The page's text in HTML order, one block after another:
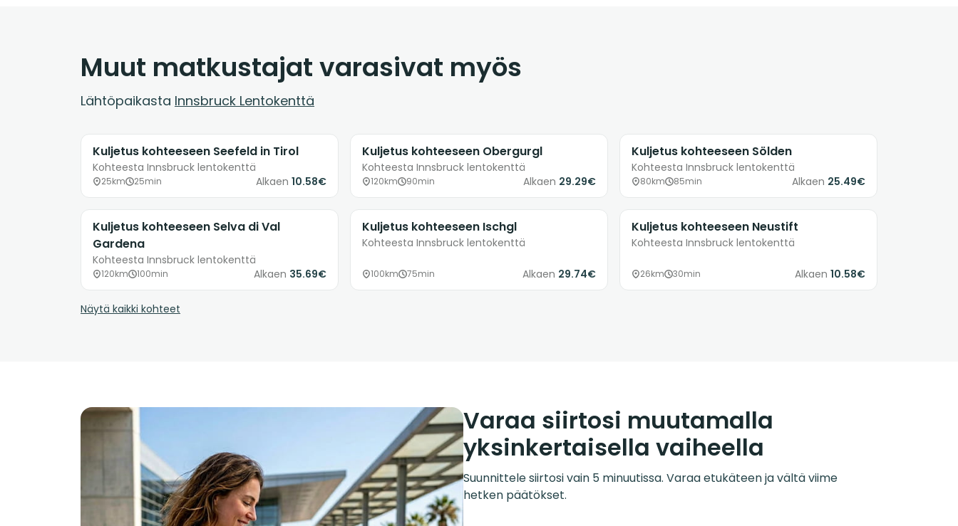
Muut matkustajat varasivat myös
Lähtöpaikasta Innsbruck Lentokenttä
Kuljetus kohteeseen Seefeld in Tirol
Kohteesta Innsbruck lentokenttä
25km 25min Alkaen 10.58€
Kuljetus kohteeseen Obergurgl
Kohteesta Innsbruck lentokenttä
120km 90min Alkaen 29.29€
Kuljetus kohteeseen Sölden
Kohteesta Innsbruck lentokenttä
80km 85min Alkaen 25.49€
Kuljetus kohteeseen Selva di Val
Gardena
Kohteesta Innsbruck lentokenttä
120km 100min Alkaen 35.69€
Kuljetus kohteeseen Ischgl
Kohteesta Innsbruck lentokenttä
100km 75min Alkaen 29.74€
Kuljetus kohteeseen Neustift
Kohteesta Innsbruck lentokenttä
26km 30min Alkaen 10.58€
Näytä kaikki kohteet
Varaa siirtosi muutamalla
yksinkertaisella vaiheella
Suunnittele siirtosi vain 5 minuutissa. Varaa etukäteen ja vältä viime
hetken päätökset.